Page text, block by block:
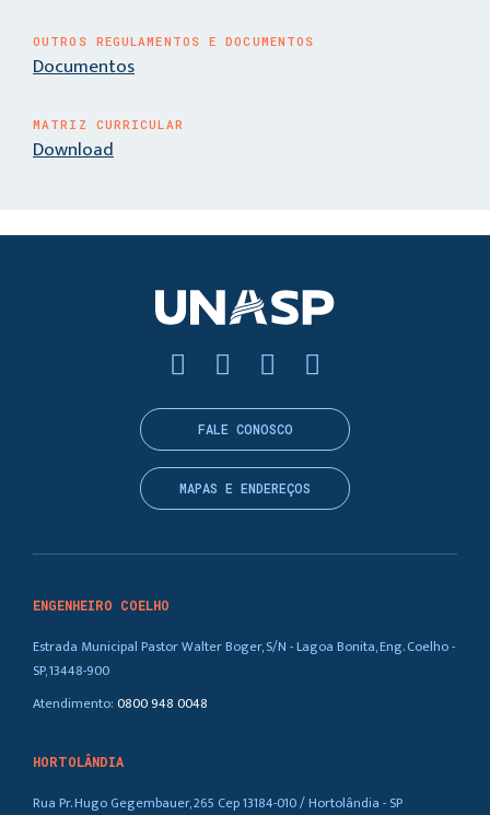
OUTROS REGULAMENTOS E DOCUMENTOS
Documentos
MATRIZ CURRICULAR
Download
ENGENHEIRO COELHO
Estrada Municipal Pastor Walter Boger, S/N - Lagoa Bonita, Eng. Coelho -
SP, 13448-900
Atendimento:0800 948 0048
HORTOLÂNDIA
Rua Pr. Hugo Gegembauer, 265 Cep 13184-010 / Hortolândia - SP
FALE CONOSCO
MAPAS E ENDEREÇOS